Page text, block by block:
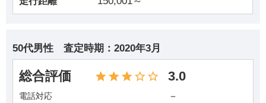
50代男性 査定時期： 2020年3月
総合評価 3.0
電話対応 －